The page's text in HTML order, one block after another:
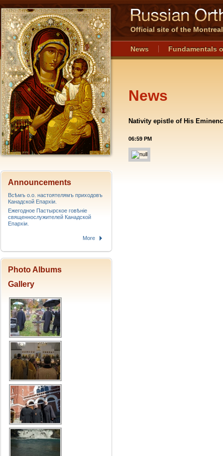
Official site of the
News Fundamentals
News
Nativity epistle of His
06:59 PM
Announcements
Всѣмъ о.о. настоятелямъ приходовъ
Канадской Епархiи.
Ежегодное Пастырское говѣніе
священнослужителей Канадской
Епархіи.
More
Photo Albums
Gallery